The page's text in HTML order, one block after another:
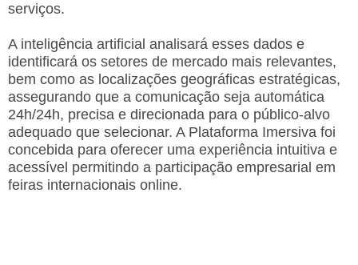
serviços.
A inteligência artificial analisará esses dados e
identificará os setores de mercado mais relevantes,
bem como as localizações geográficas estratégicas,
assegurando que a comunicação seja automática
24h/24h, precisa e direcionada para o público-alvo
adequado que selecionar. A Plataforma Imersiva foi
concebida para oferecer uma experiência intuitiva e
acessível permitindo a participação empresarial em
feiras internacionais online.